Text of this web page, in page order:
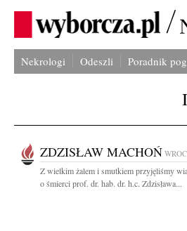
Nekrologi Odeszli Poradnik
ZDZISŁAW MACHOŃ
Z wielkim żalem i smutkiem przyjęliśmy
o śmierci prof. dr. hab. dr. h.c. Zdzisława...